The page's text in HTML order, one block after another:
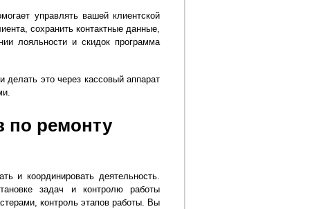
управлять вашей клиентской
сохранить контактные данные,
лояльности и скидок программа
делать это через кассовый аппарат
по ремонту
и координировать деятельность.
задач и контролю работы
контроль этапов работы. Вы